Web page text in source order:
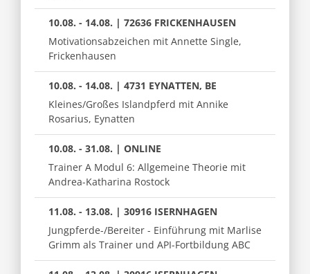
10.08. - 14.08. | 72636 FRICKENHAUSEN
Motivationsabzeichen mit Annette Single,
Frickenhausen
10.08. - 14.08. | 4731 EYNATTEN, BE
Kleines/Großes Islandpferd mit Annike
Rosarius, Eynatten
10.08. - 31.08. | ONLINE
Trainer A Modul 6: Allgemeine Theorie mit
Andrea-Katharina Rostock
11.08. - 13.08. | 30916 ISERNHAGEN
Jungpferde-/Bereiter - Einführung mit Marlise
Grimm als Trainer und API-Fortbildung ABC